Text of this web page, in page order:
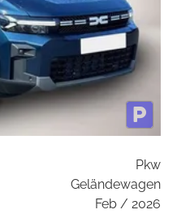
Pkw
Geländewagen
Feb / 2026